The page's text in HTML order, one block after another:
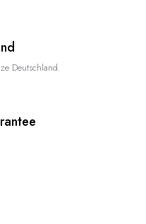
Deutschland.